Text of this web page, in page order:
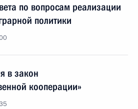
по вопросам реализации
политики
в закон
кооперации»